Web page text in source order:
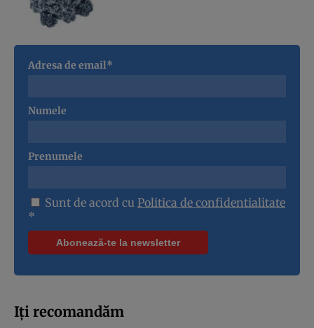
Adresa de email*
Numele
Prenumele
Sunt de acord cu Politica de confidentialitate
*
Iți recomandăm